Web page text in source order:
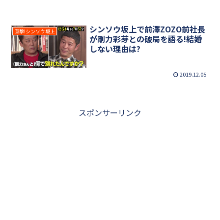
直撃!シンソウ坂上
シンソウ坂上で前澤ZOZO前社長
が剛力彩芽との破局を語る!結婚
しない理由は?
2019.12.05
スポンサーリンク